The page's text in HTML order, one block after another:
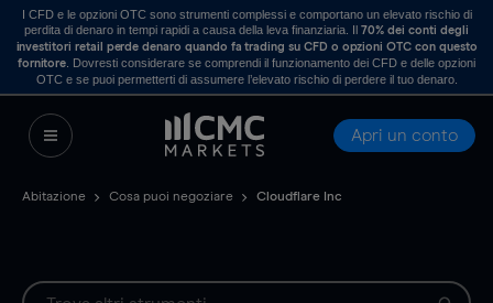
I CFD e le opzioni OTC sono strumenti complessi e comportano un elevato rischio di
perdita di denaro in tempi rapidi a causa della leva finanziaria. Il70% dei conti degli
investitori retail perde denaro quando fa trading su CFD o opzioni OTC con questo
fornitore . Dovresti considerare se comprendi il funzionamento dei CFD e delle opzioni
OTC e se puoi permetterti di assumere l’elevato rischio di perdere il tuo denaro.
Apri un conto
Abitazione Cosa puoi negoziare Cloudflare Inc